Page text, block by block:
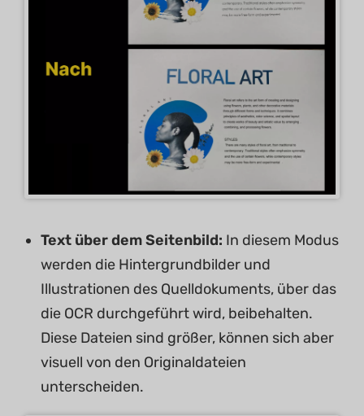
Text über dem Seitenbild: In diesem Modus
werden die Hintergrundbilder und
Illustrationen des Quelldokuments, über das
die OCR durchgeführt wird, beibehalten.
Diese Dateien sind größer, können sich aber
visuell von den Originaldateien
unterscheiden.